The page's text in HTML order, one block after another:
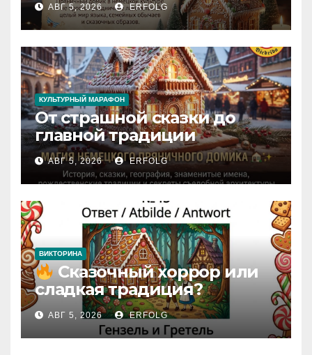
вместе с Lebkuchenhaus
АВГ 5, 2026 ERFOLG
КУЛЬТУРНЫЙ МАРАФОН
От страшной сказки до
главной традиции
Рождества: секреты
немецкого пряничного
домика!
АВГ 5, 2026 ERFOLG
ВИКТОРИНА
Сказочный хоррор или
сладкая традиция?
Открываем секреты
вчерашней викторины!
АВГ 5, 2026 ERFOLG